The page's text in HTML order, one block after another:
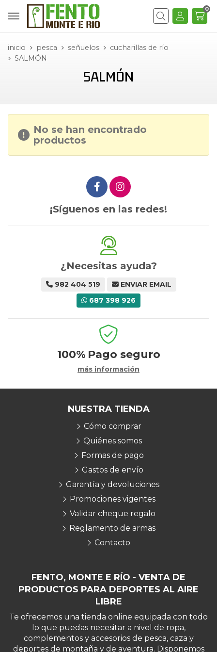
Buscar
0
inicio pesca señuelos
cucharillas de río
SALMÓN
SALMÓN
No se han encontrado
productos
¡Síguenos en las redes!
¿Necesitas ayuda?
982 404 519
ENVIAR EMAIL
687 398 926
100% Pago seguro
más información
FENTO, MONTE E RÍO - VENTA DE
PRODUCTOS PARA DEPORTES AL AIRE
LIBRE
Te ofrecemos una tienda online equipada con todo
lo que puedas necesitar a nivel de ropa,
complementos y accesorios de pesca, caza y
deportes de montaña y de aventura. Disponemos
NUESTRA TIENDA
Cómo comprar
Quiénes somos
Formas de pago
Gastos de envío
Garantía y devoluciones
Promociones vigentes
Validar cheque regalo
Reglamento de armas
Contacto